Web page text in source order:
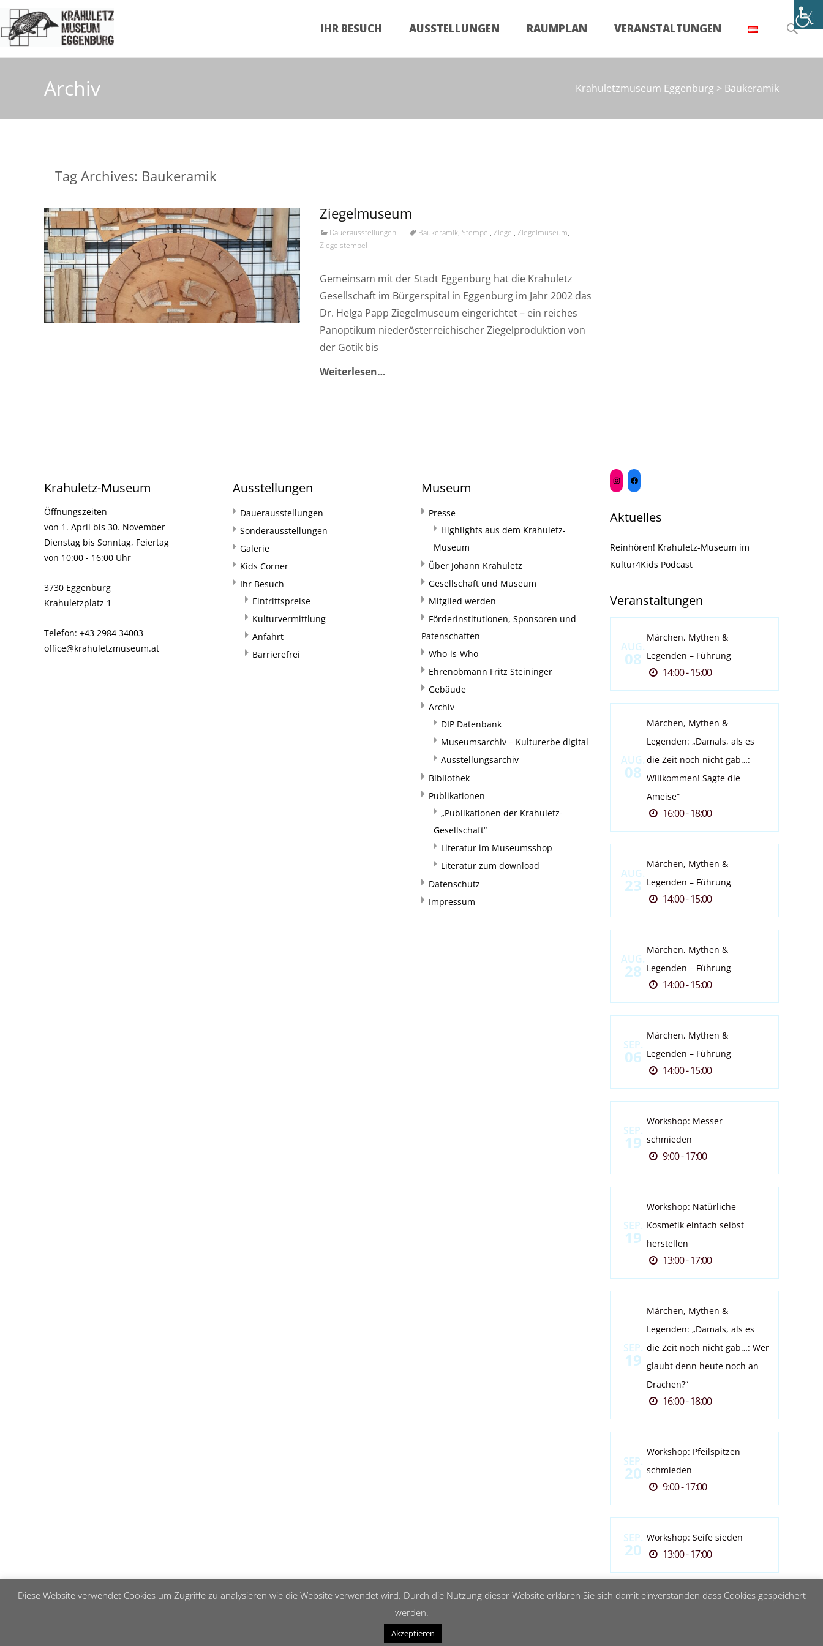
Inhalt
IHR BESUCH AUSSTELLUNGEN RAUMPLAN VERANSTALTUNGEN
Suchen
Archiv Krahuletzmuseum Eggenburg > Baukeramik
Tag Archives: Baukeramik
Ziegelmuseum
Dauerausstellungen Baukeramik, Stempel, Ziegel, Ziegelmuseum,
Ziegelstempel
Gemeinsam mit der Stadt Eggenburg hat die Krahuletz
Gesellschaft im Bürgerspital in Eggenburg im Jahr 2002 das
Dr. Helga Papp Ziegelmuseum eingerichtet – ein reiches
Panoptikum niederösterreichischer Ziegelproduktion von
der Gotik bis
Weiterlesen…
Krahuletz-Museum
Öffnungszeiten
von 1. April bis 30. November
Dienstag bis Sonntag, Feiertag
von 10:00 - 16:00 Uhr
3730 Eggenburg
Krahuletzplatz 1
Telefon: +43 2984 34003
office@krahuletzmuseum.at
Ausstellungen
Dauerausstellungen
Sonderausstellungen
Galerie
Kids Corner
Ihr Besuch
Eintrittspreise
Kulturvermittlung
Anfahrt
Barrierefrei
Museum
Presse
Highlights aus dem Krahuletz-
Museum
Über Johann Krahuletz
Gesellschaft und Museum
Mitglied werden
Förderinstitutionen, Sponsoren und
Patenschaften
Who-is-Who
Ehrenobmann Fritz Steininger
Gebäude
Archiv
DIP Datenbank
Museumsarchiv – Kulturerbe digital
Ausstellungsarchiv
Bibliothek
Publikationen
„Publikationen der Krahuletz-
Gesellschaft“
Literatur im Museumsshop
Literatur zum download
Datenschutz
Impressum
Aktuelles
Reinhören! Krahuletz-Museum im
Kultur4Kids Podcast
Veranstaltungen
AUG.
08
Märchen, Mythen &
Legenden – Führung
14:00 - 15:00
AUG.
08
Märchen, Mythen &
Legenden: „Damals, als es
die Zeit noch nicht gab…:
Willkommen! Sagte die
Ameise“
16:00 - 18:00
AUG.
23
Märchen, Mythen &
Legenden – Führung
14:00 - 15:00
AUG.
28
Märchen, Mythen &
Legenden – Führung
14:00 - 15:00
SEP.
06
Märchen, Mythen &
Legenden – Führung
14:00 - 15:00
SEP.
19
Workshop: Messer
schmieden
9:00 - 17:00
SEP.
19
Workshop: Natürliche
Kosmetik einfach selbst
herstellen
13:00 - 17:00
SEP.
19
Märchen, Mythen &
Legenden: „Damals, als es
die Zeit noch nicht gab…: Wer
glaubt denn heute noch an
Drachen?“
16:00 - 18:00
SEP.
20
Workshop: Pfeilspitzen
schmieden
9:00 - 17:00
SEP.
20
Workshop: Seife sieden
13:00 - 17:00
Diese Website verwendet Cookies um Zugriffe zu analysieren wie die Website verwendet wird. Durch die Nutzung dieser Website erklären Sie sich damit einverstanden dass Cookies gespeichert
werden.
Akzeptieren